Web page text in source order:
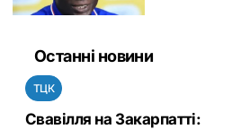
Останні новини
ТЦК
Свавілля на Закарпатті: